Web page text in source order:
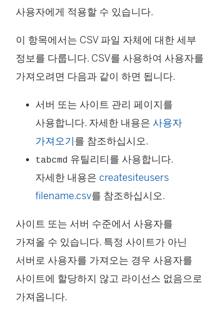
사용자에게 적용할 수 있습니다.
이 항목에서는 CSV 파일 자체에 대한 세부
정보를 다룹니다. CSV를 사용하여 사용자를
가져오려면 다음과 같이 하면 됩니다.
서버 또는 사이트 관리 페이지를
사용합니다. 자세한 내용은 사용자
가져오기를 참조하십시오.
tabcmd 유틸리티를 사용합니다.
자세한 내용은 createsiteusers
filename.csv를 참조하십시오.
사이트 또는 서버 수준에서 사용자를
가져올 수 있습니다. 특정 사이트가 아닌
서버로 사용자를 가져오는 경우 사용자를
사이트에 할당하지 않고 라이선스 없음으로
가져옵니다.